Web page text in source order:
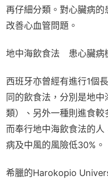
再仔細分類。對心臟病
改善心血管問題。
地中海飲食法　患心臟
西班牙亦曾經有進行1個
同的飲食法，分別是地
類）、另外一種則進食較
而奉行地中海飲食法的
病及中風的風險低30%。
希臘的Harokopio